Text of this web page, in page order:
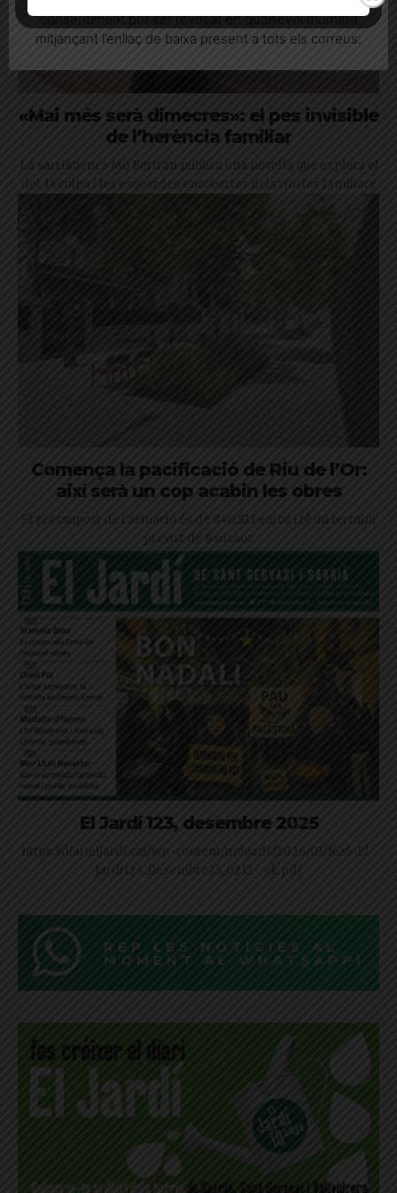
«Mai més serà dimecres»: el pes invisible
de l’herència familiar
La sarrianenca Mò Bertran publica una novel·la que explora el
dol, la culpa i les esquerdes encobertes dels vincles familiars
Comença la pacificació de Riu de l’Or:
així serà un cop acabin les obres
El pressupost de l'actuació és de 840.521 euros i té un termini
previst de 8 mesos
El Jardí 123, desembre 2025
https://diarieljardi.cat/wp-content/uploads/2026/01/1626-El-
Jardi123_Desembre25_0212-_ok.pdf
REP LES NOTÍCIES AL
MOMENT AL WHATSAPP!
consentiment pot ser revocat en qualsevol moment
mitjançant l’enllaç de baixa present a tots els correus.